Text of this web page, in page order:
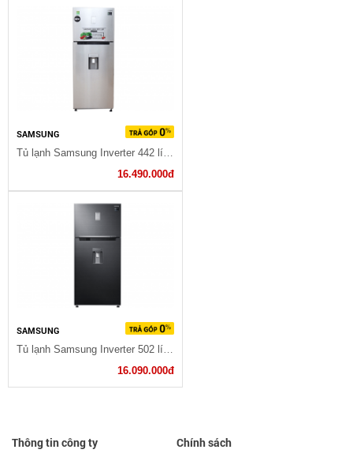
SAMSUNG
16.490.000đ
SAMSUNG
16.090.000đ
Thông tin công ty Chính sách